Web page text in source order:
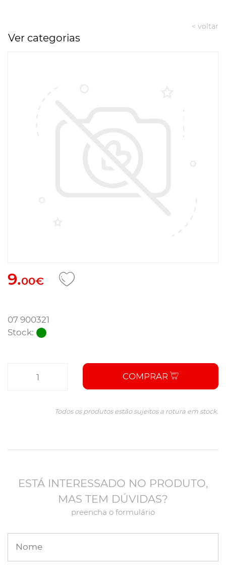
< voltar
Ver categorias
9.00€
07 900321
Stock:
COMPRAR
Todos os produtos estão sujeitos a rotura em stock.
ESTÁ INTERESSADO NO PRODUTO,
MAS TEM DÚVIDAS?
preencha o formulário
Nome